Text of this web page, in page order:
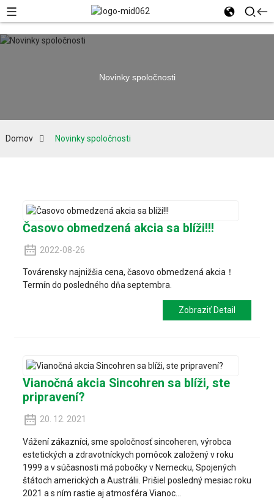
Novinky spoločnosti
Domov Novinky spoločnosti
Časovo obmedzená akcia sa blíži!!!
2022-08-26
Továrensky najnižšia cena, časovo obmedzená akcia！
Termín do posledného dňa septembra.
Zobraziť Detail
Vianočná akcia Sincohren sa blíži, ste
pripravení?
20. 12. 2021
Vážení zákazníci, sme spoločnosť sincoheren, výrobca
estetických a zdravotníckych pomôcok založený v roku
1999 a v súčasnosti má pobočky v Nemecku, Spojených
štátoch amerických a Austrálii. Prišiel posledný mesiac roku
2021 a s ním rastie aj atmosféra Vianoc...